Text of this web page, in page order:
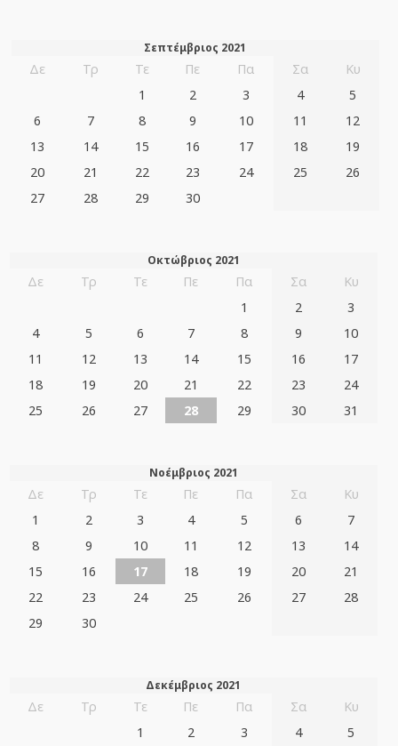
Σεπτέμβριος 2021
Δε Τρ Τε Πε Πα Σα
Κυ
1
2 3 4
5
6
7 8 9 10 11
12
13
14 15 16 17 18
19
20
21 22 23 24 25
26
27
28 29 30
Οκτώβριος 2021
Δε Τρ Τε Πε Πα Σα
Κυ
1
2
3
4
5 6 7 8 9
10
11
12 13 14 15 16
17
18
19 20 21 22 23
24
25
26 27 28 29 30 31
Νοέμβριος 2021
Δε Τρ Τε Πε Πα Σα
Κυ
1
2 3 4 5 6
7
8
9 10 11 12 13
14
15
16 17 18 19 20
21
22
23 24 25 26 27
28
29
30
Δεκέμβριος 2021
Δε Τρ Τε Πε Πα Σα
Κυ
1
2 3 4
5